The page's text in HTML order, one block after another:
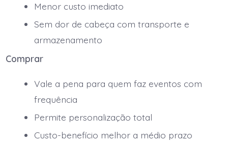
Menor custo imediato
Sem dor de cabeça com transporte e
armazenamento
Comprar
Vale a pena para quem faz eventos com
frequência
Permite personalização total
Custo-benefício melhor a médio prazo